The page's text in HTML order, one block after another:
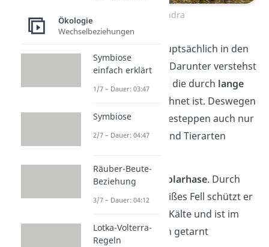
Tundra
Tundren liegen hauptsächlich in den
Subpolargebieten. Darunter verstehst
du eine
Klimazone, die durch lange
gekennzeichnet ist. Deswegen
können in den Kältesteppen auch nur
wenige Pflanzen- und Tierarten
Zum Beispiel der
Polarhase. Durch
sein dickes und weißes Fell schützt er
sich gut gegen die Kälte und ist im
Schnee vor Feinden getarnt
Ökologie
Wechselbeziehungen
Symbiose
einfach erklärt
1/7 – Dauer: 03:47
Symbiose
2/7 – Dauer: 04:47
Räuber-Beute-
Beziehung
3/7 – Dauer: 04:12
Lotka-Volterra-
Regeln